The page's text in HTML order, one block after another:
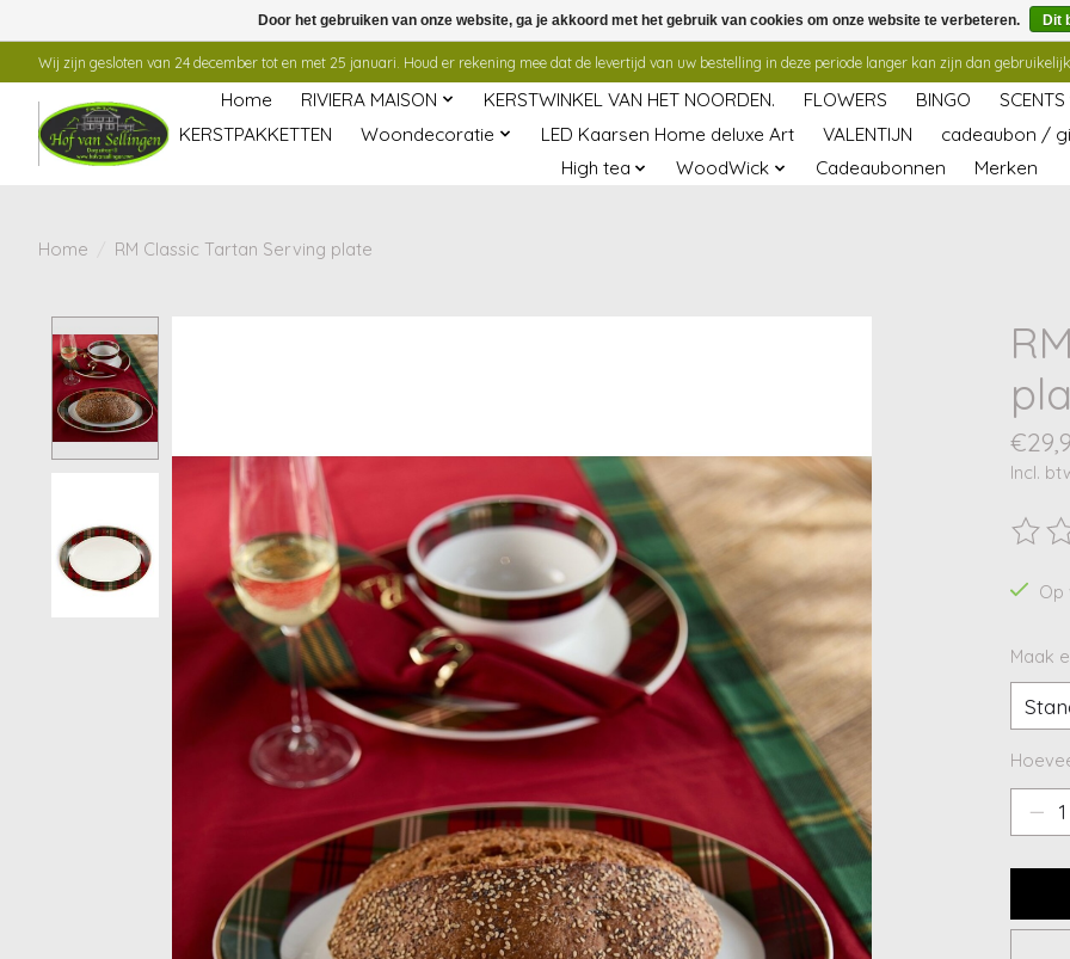
Wij zijn gesloten van 24 december tot en met 25 januari. Houd er rekening mee dat de levertijd van uw bestelling in deze periode langer kan zijn dan gebruikelijk.
Home RIVIERA MAISON KERSTWINKEL VAN HET NOORDEN. FLOWERS BINGO SCENTS
KERSTPAKKETTEN
Woondecoratie LED Kaarsen Home deluxe Art VALENTIJN cadeaubon /
High tea
WoodWick Cadeaubonnen Merken
Home RM Classic Tartan Serving plate
Incl.
De
Op
Maak
Door het gebruiken van onze website, ga je akkoord met het gebruik van cookies om onze website te verbeteren. Dit